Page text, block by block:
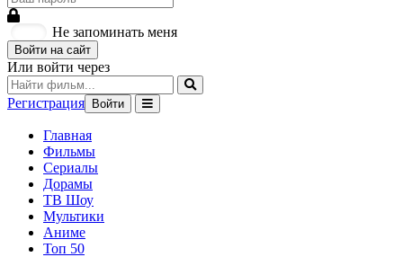
Не запоминать меня
Войти на сайт
Или войти через
Регистрация Войти
Главная
Фильмы
Сериалы
Дорамы
ТВ Шоу
Мультики
Аниме
Топ 50